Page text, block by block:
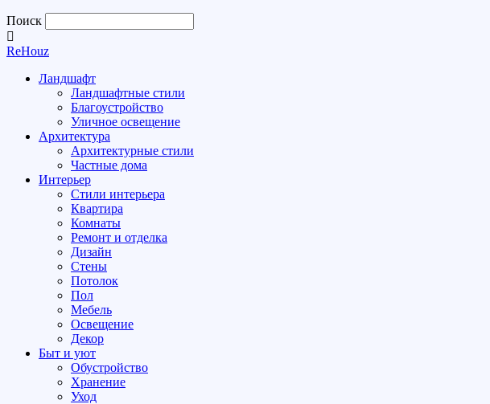
Поиск
ReHouz
Ландшафт
Ландшафтные стили
Благоустройство
Уличное освещение
Архитектура
Архитектурные стили
Частные дома
Интерьер
Стили интерьера
Квартира
Комнаты
Ремонт и отделка
Дизайн
Стены
Потолок
Пол
Мебель
Освещение
Декор
Быт и уют
Обустройство
Хранение
Уход